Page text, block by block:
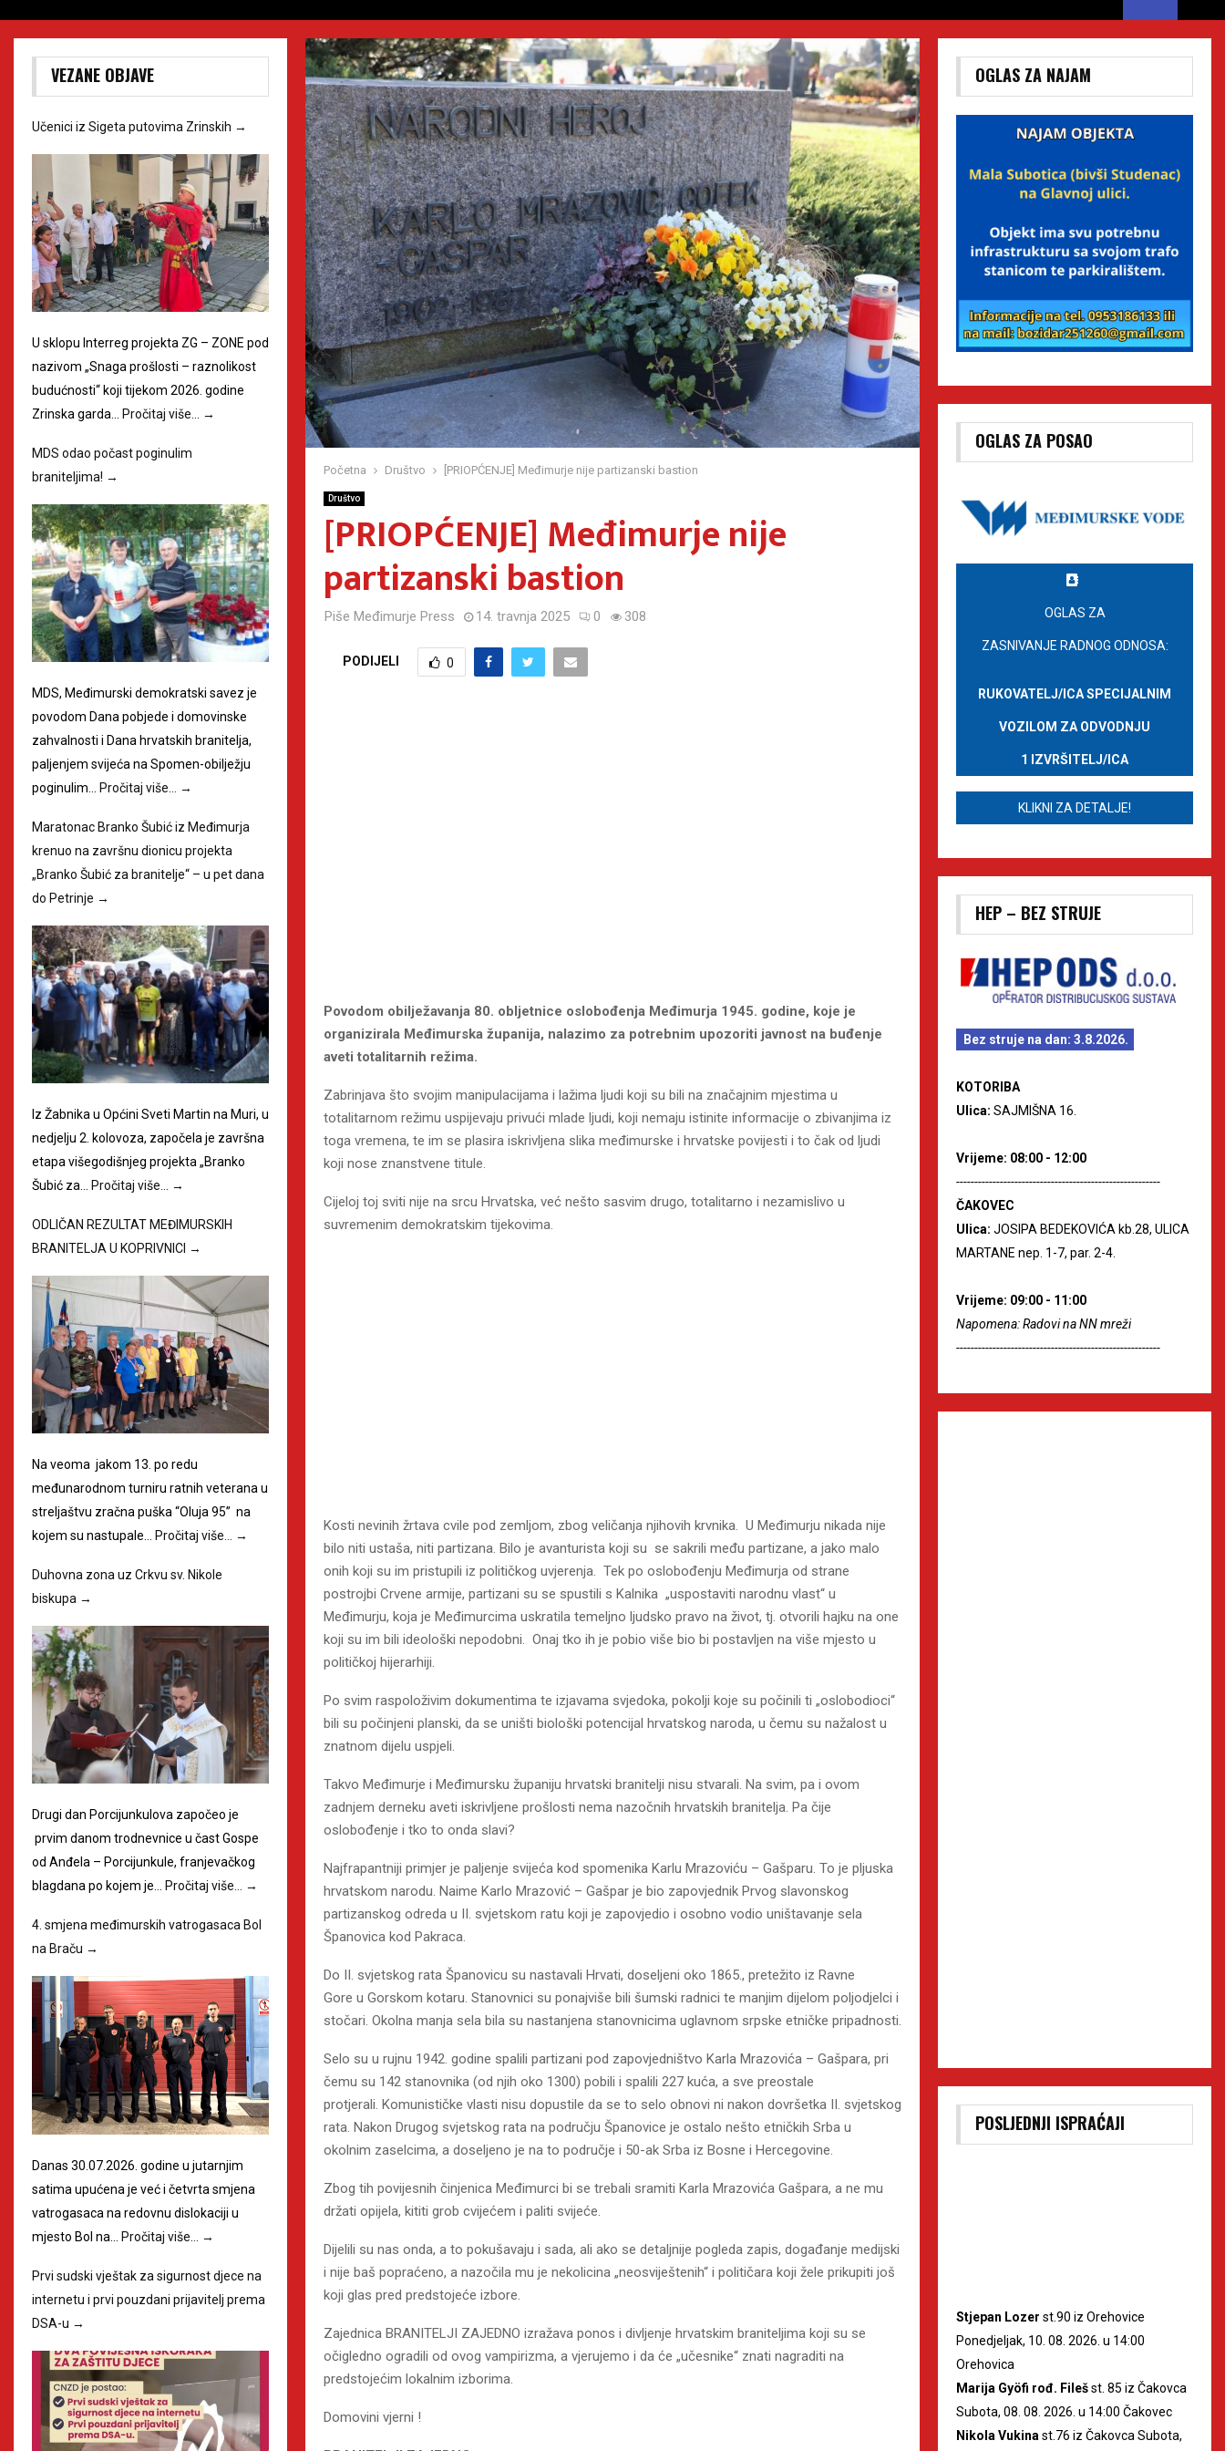
Početna Društvo [PRIOPĆENJE] Međimurje nije partizanski bastion
Društvo
[PRIOPĆENJE] Međimurje nije
partizanski bastion
Piše Međimurje Press 14. travnja 2025 0 308
PODIJELI 0
Povodom obilježavanja 80. obljetnice oslobođenja Međimurja 1945. godine, koje je
organizirala Međimurska županija, nalazimo za potrebnim upozoriti javnost na buđenje
aveti totalitarnih režima.
Zabrinjava što svojim manipulacijama i lažima ljudi koji su bili na značajnim mjestima u
totalitarnom režimu uspijevaju privući mlade ljudi, koji nemaju istinite informacije o zbivanjima iz
toga vremena, te im se plasira iskrivljena slika međimurske i hrvatske povijesti i to čak od ljudi
koji nose znanstvene titule.
Cijeloj toj sviti nije na srcu Hrvatska, već nešto sasvim drugo, totalitarno i nezamislivo u
suvremenim demokratskim tijekovima.
Kosti nevinih žrtava cvile pod zemljom, zbog veličanja njihovih krvnika. U Međimurju nikada nije
bilo niti ustaša, niti partizana. Bilo je avanturista koji su se sakrili među partizane, a jako malo
onih koji su im pristupili iz političkog uvjerenja. Tek po oslobođenju Međimurja od strane
postrojbi Crvene armije, partizani su se spustili s Kalnika „uspostaviti narodnu vlast“ u
Međimurju, koja je Međimurcima uskratila temeljno ljudsko pravo na život, tj. otvorili hajku na one
koji su im bili ideološki nepodobni. Onaj tko ih je pobio više bio bi postavljen na više mjesto u
političkoj hijerarhiji.
Po svim raspoloživim dokumentima te izjavama svjedoka, pokolji koje su počinili ti „oslobodioci“
bili su počinjeni planski, da se uništi biološki potencijal hrvatskog naroda, u čemu su nažalost u
znatnom dijelu uspjeli.
Takvo Međimurje i Međimursku županiju hrvatski branitelji nisu stvarali. Na svim, pa i ovom
zadnjem derneku aveti iskrivljene prošlosti nema nazočnih hrvatskih branitelja. Pa čije
oslobođenje i tko to onda slavi?
Najfrapantniji primjer je paljenje svijeća kod spomenika Karlu Mrazoviću – Gašparu. To je pljuska
hrvatskom narodu. Naime Karlo Mrazović – Gašpar je bio zapovjednik Prvog slavonskog
partizanskog odreda u II. svjetskom ratu koji je zapovjedio i osobno vodio uništavanje sela
Španovica kod Pakraca.
Do II. svjetskog rata Španovicu su nastavali Hrvati, doseljeni oko 1865., pretežito iz Ravne
Gore u Gorskom kotaru. Stanovnici su ponajviše bili šumski radnici te manjim dijelom poljodjelci i
stočari. Okolna manja sela bila su nastanjena stanovnicima uglavnom srpske etničke pripadnosti.
Selo su u rujnu 1942. godine spalili partizani pod zapovjedništvo Karla Mrazovića – Gašpara, pri
čemu su 142 stanovnika (od njih oko 1300) pobili i spalili 227 kuća, a sve preostale
protjerali. Komunističke vlasti nisu dopustile da se to selo obnovi ni nakon dovršetka II. svjetskog
rata. Nakon Drugog svjetskog rata na području Španovice je ostalo nešto etničkih Srba u
okolnim zaselcima, a doseljeno je na to područje i 50-ak Srba iz Bosne i Hercegovine.
Zbog tih povijesnih činjenica Međimurci bi se trebali sramiti Karla Mrazovića Gašpara, a ne mu
držati opijela, kititi grob cvijećem i paliti svijeće.
Dijelili su nas onda, a to pokušavaju i sada, ali ako se detaljnije pogleda zapis, događanje medijski
i nije baš popraćeno, a nazočila mu je nekolicina „neosviještenih“ i političara koji žele prikupiti još
koji glas pred predstojeće izbore.
Zajednica BRANITELJI ZAJEDNO izražava ponos i divljenje hrvatskim braniteljima koji su se
očigledno ogradili od ovog vampirizma, a vjerujemo i da će „učesnike“ znati nagraditi na
predstojećim lokalnim izborima.
Domovini vjerni !
VEZANE OBJAVE
Učenici iz Sigeta putovima Zrinskih →
U sklopu Interreg projekta ZG – ZONE pod
nazivom „Snaga prošlosti – raznolikost
budućnosti“ koji tijekom 2026. godine
Zrinska garda… Pročitaj više… →
MDS odao počast poginulim
braniteljima! →
MDS, Međimurski demokratski savez je
povodom Dana pobjede i domovinske
zahvalnosti i Dana hrvatskih branitelja,
paljenjem svijeća na Spomen-obilježju
poginulim…
Pročitaj više… →
Maratonac Branko Šubić iz Međimurja
krenuo na završnu dionicu projekta
„Branko Šubić za branitelje“ – u pet dana
do Petrinje →
Iz Žabnika u Općini Sveti Martin na Muri, u
nedjelju 2. kolovoza, započela je završna
etapa višegodišnjeg projekta „Branko
Šubić za…
Pročitaj više… →
ODLIČAN REZULTAT MEĐIMURSKIH
BRANITELJA U KOPRIVNICI →
Na veoma jakom 13. po redu
međunarodnom turniru ratnih veterana u
streljaštvu zračna puška “Oluja 95” na
kojem su nastupale…
Pročitaj više… →
Duhovna zona uz Crkvu sv. Nikole
biskupa →
Drugi dan Porcijunkulova započeo je
prvim danom trodnevnice u čast Gospe
od Anđela – Porcijunkule, franjevačkog
blagdana po kojem je… Pročitaj više… →
4. smjena međimurskih vatrogasaca Bol
na Braču →
Danas 30.07.2026. godine u jutarnjim
satima upućena je već i četvrta smjena
vatrogasaca na redovnu dislokaciji u
mjesto Bol na…
Pročitaj više… →
Prvi sudski vještak za sigurnost djece na
internetu i prvi pouzdani prijavitelj prema
DSA-u →
OGLAS ZA NAJAM
OGLAS ZA POSAO
OGLAS ZA
ZASNIVANJE RADNOG ODNOSA:
RUKOVATELJ/ICA SPECIJALNIM
VOZILOM ZA ODVODNJU
1 IZVRŠITELJ/ICA
KLIKNI ZA DETALJE!
HEP – BEZ STRUJE
Bez struje na dan: 3.8.2026.
KOTORIBA
Ulica: SAJMIŠNA 16.
Vrijeme: 08:00 - 12:00
--------------------------------------------------------
ČAKOVEC
Ulica: JOSIPA BEDEKOVIĆA kb.28, ULICA
MARTANE nep. 1-7, par. 2-4.
Vrijeme: 09:00 - 11:00
Napomena: Radovi na NN mreži
--------------------------------------------------------
POSLJEDNJI ISPRAĆAJI
Stjepan Lozer st.90 iz Orehovice
Ponedjeljak, 10. 08. 2026. u 14:00
Orehovica
Marija Gyöfi rođ. Filešst. 85 iz Čakovca
Subota, 08. 08. 2026. u 14:00 Čakovec
Nikola Vukina st.76 iz Čakovca Subota,